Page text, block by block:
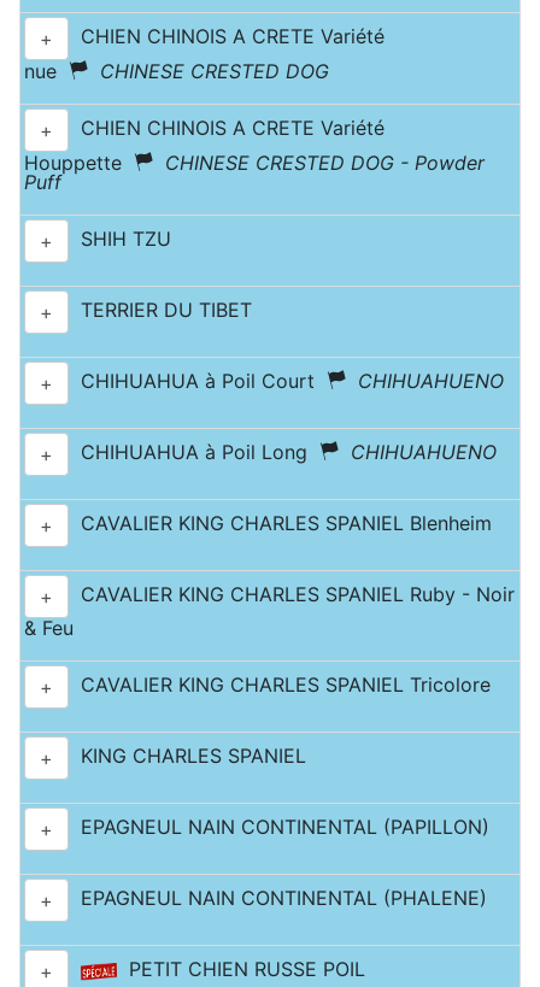
+
CHIEN CHINOIS A CRETE Variété
nue
CHINESE CRESTED DOG
+
CHIEN CHINOIS A CRETE Variété
Houppette
CHINESE CRESTED DOG - Powder
Puff
+ SHIH TZU
+ TERRIER DU TIBET
+ CHIHUAHUA à Poil Court CHIHUAHUENO
+ CHIHUAHUA à Poil Long CHIHUAHUENO
+ CAVALIER KING CHARLES SPANIEL Blenheim
+
CAVALIER KING CHARLES SPANIEL Ruby - Noir
& Feu
+ CAVALIER KING CHARLES SPANIEL Tricolore
+ KING CHARLES SPANIEL
+ EPAGNEUL NAIN CONTINENTAL (PAPILLON)
+ EPAGNEUL NAIN CONTINENTAL (PHALENE)
+
PETIT CHIEN RUSSE POIL